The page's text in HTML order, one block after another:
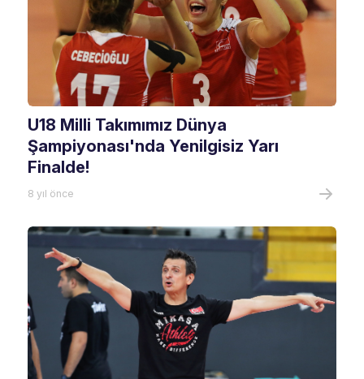
U18 Milli Takımımız Dünya
Şampiyonası'nda Yenilgisiz Yarı
Finalde!
8 yıl önce